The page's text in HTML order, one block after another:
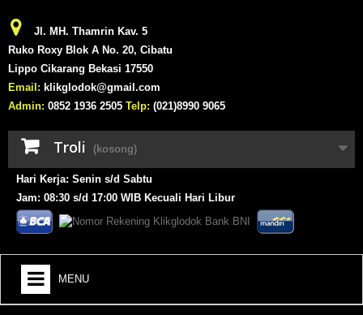
Jl. MH. Thamrin Kav. 5
Ruko Roxy Blok A No. 20, Cibatu
Lippo Cikarang Bekasi 17550
Email: klikglodok@gmail.com
Admin: 0852 1936 2505 Telp: (021)8990 9065
Troli (kosong)
Hari Kerja: Senin s/d Sabtu
Jam: 08:30 s/d 17:00 WIB Kecuali Hari Libur
MENU